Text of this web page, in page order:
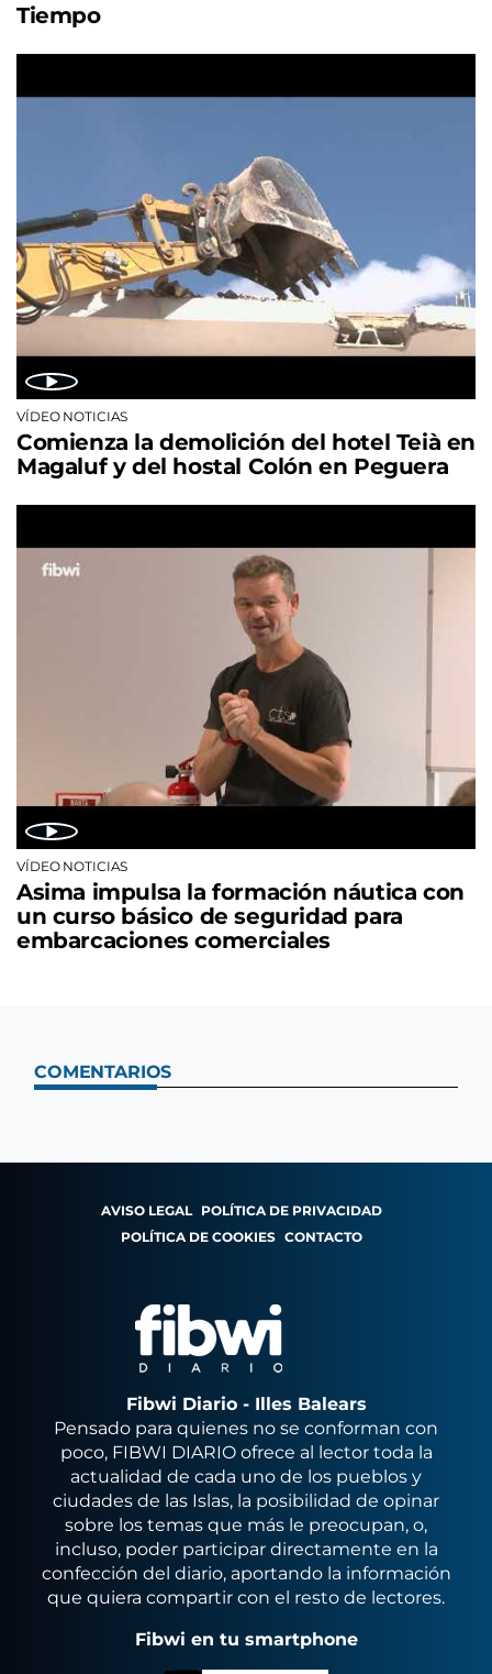
Tiempo
VÍDEO NOTICIAS
Comienza la demolición del hotel Teià en
Magaluf y del hostal Colón en Peguera
VÍDEO NOTICIAS
Asima impulsa la formación náutica con
un curso básico de seguridad para
embarcaciones comerciales
COMENTARIOS
AVISO LEGAL POLÍTICA DE PRIVACIDAD
POLÍTICA DE COOKIES CONTACTO
Fibwi Diario - Illes Balears
Pensado para quienes no se conforman con
poco, FIBWI DIARIO ofrece al lector toda la
actualidad de cada uno de los pueblos y
ciudades de las Islas, la posibilidad de opinar
sobre los temas que más le preocupan, o,
incluso, poder participar directamente en la
confección del diario, aportando la información
que quiera compartir con el resto de lectores.
Fibwi en tu smartphone